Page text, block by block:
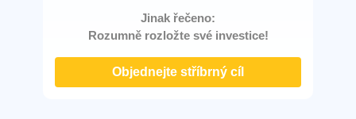
Jinak řečeno:
Rozumně rozložte své investice!
Objednejte stříbrný cíl